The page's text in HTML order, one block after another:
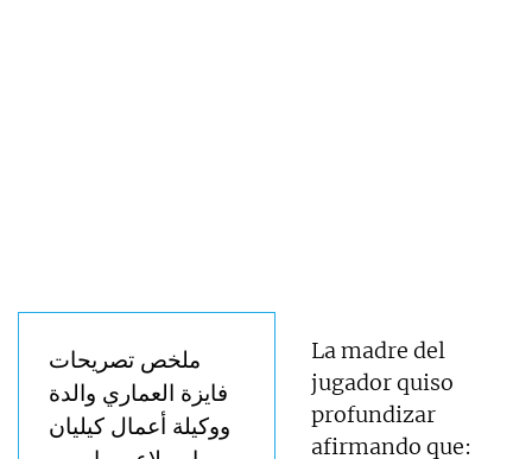
ملخص تصريحات
فايزة العماري والدة
ووكيلة أعمال كيليان
La madre del
jugador quiso
profundizar
afirmando que: